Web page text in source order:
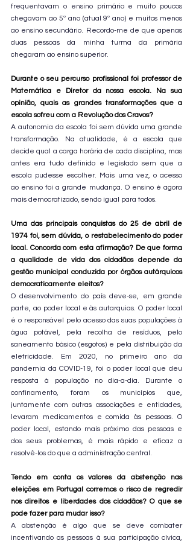
frequentavam o ensino primário e muito poucos
chegavam ao 5º ano (atual 9º ano) e muitos menos
ao ensino secundário. Recordo-me de que apenas
duas pessoas da minha turma da primária
chegaram ao ensino superior.
Durante o seu percurso profissional foi professor de
Matemática e Diretor da nossa escola. Na sua
opinião, quais as grandes transformações que a
escola sofreu com a Revolução dos Cravos?
A autonomia da escola foi sem dúvida uma grande
transformação. Na atualidade, é a escola que
decide qual a carga horária de cada disciplina, mas
antes era tudo definido e legislado sem que a
escola pudesse escolher. Mais uma vez, o acesso
ao ensino foi a grande mudança. O ensino é agora
mais democratizado, sendo igual para todos.
Uma das principais conquistas do 25 de abril de
1974 foi, sem dúvida, o restabelecimento do poder
local. Concorda com esta afirmação? De que forma
a qualidade de vida dos cidadãos depende da
gestão municipal conduzida por órgãos autárquicos
democraticamente eleitos?
O desenvolvimento do país deve-se, em grande
parte, ao poder local e às autarquias. O poder local
é o responsável pelo acesso das suas populações à
água potável, pela recolha de resíduos, pelo
saneamento básico (esgotos) e pela distribuição da
eletricidade. Em 2020, no primeiro ano da
pandemia da COVID-19, foi o poder local que deu
resposta à população no dia-a-dia. Durante o
confinamento, foram os municípios que,
juntamente com outras associações e entidades,
levaram medicamentos e comida às pessoas. O
poder local, estando mais próximo das pessoas e
dos seus problemas, é mais rápido e eficaz a
resolvê-los do que a administração central.
Tendo em conta os valores da abstenção nas
eleições em Portugal corremos o risco de regredir
nos direitos e liberdades dos cidadãos? O que se
pode fazer para mudar isso?
A abstenção é algo que se deve combater
incentivando as pessoas à sua participação cívica,